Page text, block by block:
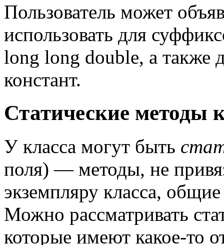
Пользователь может
использовать для
long long double, а также
констант.
Статические методы
У класса могут быть
поля) — методы, не
экземпляру класса,
Можно рассматривать
которые имеют какое-то